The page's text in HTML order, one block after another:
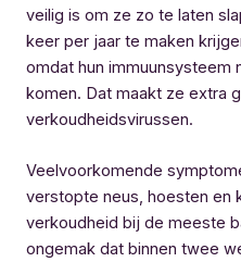
veilig is om ze zo te laten
keer per jaar te maken
omdat hun
komen. Dat maakt ze extra
verkoudheidsvirussen.
Veelvoorkomende
verstopte neus, hoesten en
verkoudheid bij de meeste
ongemak dat binnen twee